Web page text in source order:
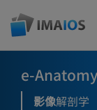
e-Anatomy
影像解剖学